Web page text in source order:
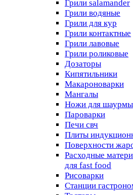
Грили salamander
Грили водяные
Грили для кур
Грили контактные
Грили лавовые
Грили роликовые
Дозаторы
Кипятильники
Макароноварки
Мангалы
Ножи для шаурмы
Пароварки
Печи свч
Плиты
Поверхности
Расходные
для fast food
Рисоварки
Станции